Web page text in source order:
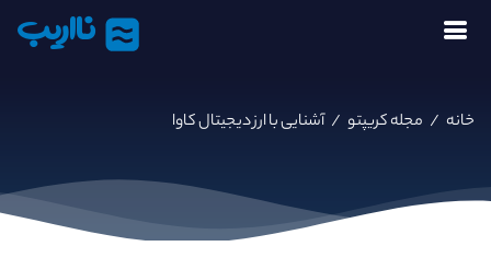
نااریب
خانه / مجله کریپتو /آشنایی با ارز دیجیتال کاوا